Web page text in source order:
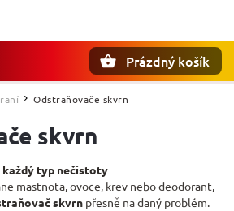
Prázdný košík
/ Odstraňovače skvrn
skvrn
typ nečistoty
mastnota, ovoce, krev nebo deodorant,
skvrn přesně na daný problém.